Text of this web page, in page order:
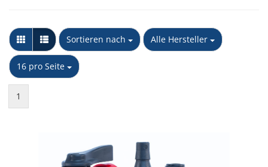
Sortieren nach
Sortieren nach Alle Hersteller
pro Seite
16 pro Seite
pro Seite
1